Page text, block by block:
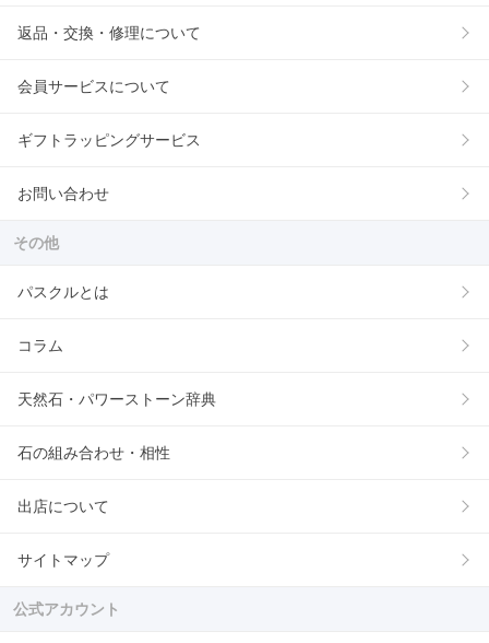
返品・交換・修理について
会員サービスについて
ギフトラッピングサービス
お問い合わせ
その他
パスクルとは
コラム
天然石・パワーストーン辞典
石の組み合わせ・相性
出店について
サイトマップ
公式アカウント